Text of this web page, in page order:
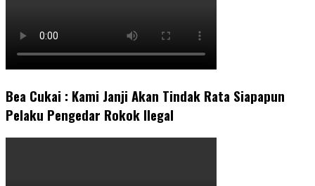
Bea Cukai : Kami Janji Akan Tindak Rata Siapapun
Pelaku Pengedar Rokok Ilegal